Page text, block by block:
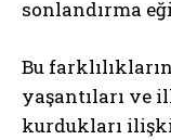
sonlandırma
Bu
yaşantıları ve
kurdukları